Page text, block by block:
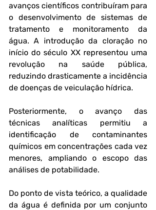
avanços científicos contribuíram para
o desenvolvimento de sistemas de
tratamento e monitoramento da
água. A introdução da cloração no
início do século XX representou uma
revolução na saúde pública,
reduzindo drasticamente a incidência
de doenças de veiculação hídrica.
Posteriormente, o avanço das
técnicas analíticas permitiu a
identificação de contaminantes
químicos em concentrações cada vez
menores, ampliando o escopo das
análises de potabilidade.
Do ponto de vista teórico, a qualidade
da água é definida por um conjunto